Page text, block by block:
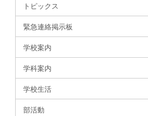
トピックス
緊急連絡掲示板
学校案内
学科案内
学校生活
部活動